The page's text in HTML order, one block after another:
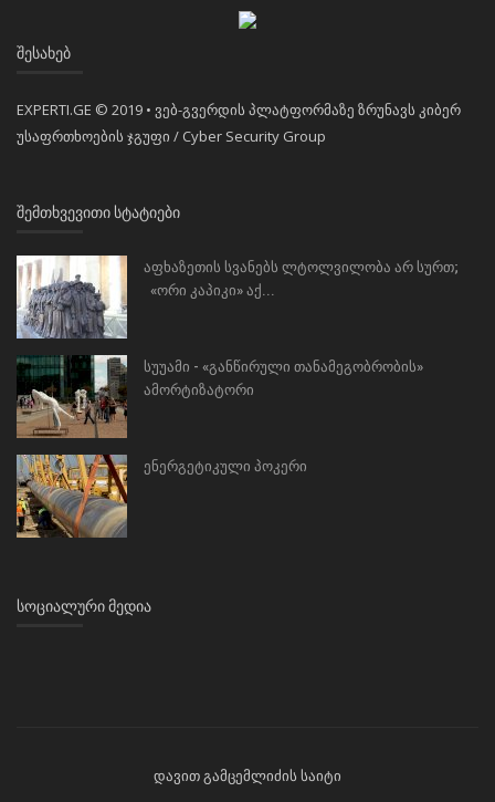
ᲨᲔᲡᲐᲮᲔᲑ
EXPERTI.GE © 2019 • ვებ-გვერდის პლატფორმაზე ზრუნავს კიბერ
უსაფრთხოების ჯგუფი / Cyber Security Group
ᲨᲔᲛᲗᲮᲕᲔᲕᲘᲗᲘ ᲡᲢᲐᲢᲘᲔᲑᲘ
აფხაზეთის სვანებს ლტოლვილობა არ სურთ;
«ორი კაპიკი» აქ...
სუუამი - «განწირული თანამეგობრობის»
ამორტიზატორი
ენერგეტიკული პოკერი
ᲡᲝᲪᲘᲐᲚᲣᲠᲘ ᲛᲔᲓᲘᲐ
დავით გამცემლიძის საიტი